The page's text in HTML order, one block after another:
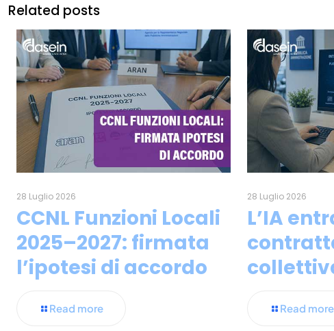
Related posts
28 Luglio 2026
CCNL Funzioni Locali
2025–2027: firmata
l’ipotesi di accordo
Read more
28 Luglio 2026
L’IA
Read more